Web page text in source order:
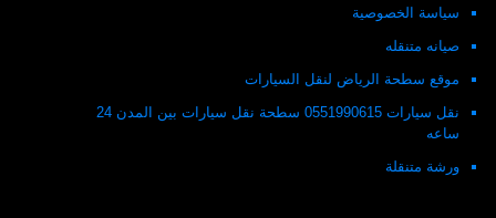
سياسة الخصوصية
صيانه متنقله
موقع سطحة الرياض لنقل السيارات
نقل سيارات 0551990615 سطحة نقل سيارات بين المدن 24
ساعه
ورشة متنقلة